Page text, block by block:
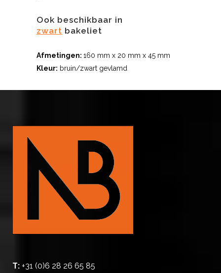
Ook beschikbaar in
zwart bakeliet
Afmetingen: 160 mm x 20 mm x 45 mm
Kleur: bruin/zwart gevlamd
T: +31 (0)6 28 26 65 85